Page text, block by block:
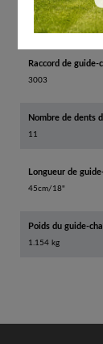
Largeur de rainure
1,6mm/.063"
Raccord de guide-
3003
Nombre de dents
11
Longueur de
45cm/18"
Poids du guide-
1.154 kg